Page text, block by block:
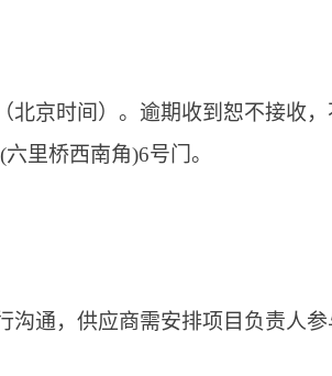
北京时间）。逾期收到恕不接收
里桥西南角)6号门。
沟通，供应商需安排项目负责人